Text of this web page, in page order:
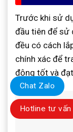
Trước khi sử
đầu tiên để sử
đều có cách
chính xác để
động tốt và
Chat Zalo
Hotline tư vấn